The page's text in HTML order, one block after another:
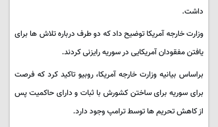
داشت.
وزارت خارجه آمریکا توضیح داد که دو طرف درباره تلاش ها برای
یافتن مفقودان آمریکایی در سوریه رایزنی کردند.
براساس بیانیه وزارت خارجه آمریکا، روبیو تاکید کرد که فرصت
برای سوریه برای ساختن کشورش با ثبات و دارای حاکمیت پس
از کاهش تحریم ها توسط ترامپ وجود دارد.